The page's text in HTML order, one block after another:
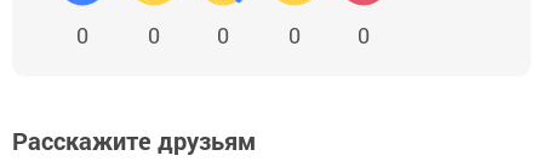
0 0 0 0 0
Расскажите друзьям